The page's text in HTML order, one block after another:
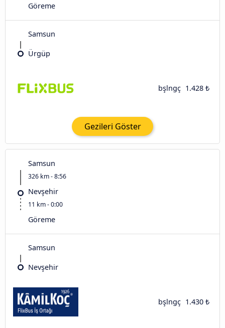
Göreme
Samsun
Ürgüp
bşlngç 1.428 ₺
Gezileri Göster
Samsun
326 km - 8:56
Nevşehir
11 km - 0:00
Göreme
Samsun
Nevşehir
bşlngç 1.430 ₺